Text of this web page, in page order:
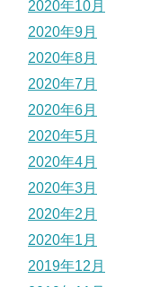
2020年10月
2020年9月
2020年8月
2020年7月
2020年6月
2020年5月
2020年4月
2020年3月
2020年2月
2020年1月
2019年12月